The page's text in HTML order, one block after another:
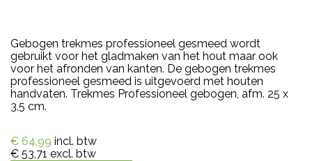
Gebogen trekmes professioneel gesmeed wordt
gebruikt voor het gladmaken van het hout maar ook
voor het afronden van kanten. De gebogen trekmes
professioneel gesmeed is uitgevoerd met houten
handvaten. Trekmes Professioneel gebogen, afm. 25 x
3,5 cm.
€ 64,99 incl. btw
€ 53,71 excl. btw